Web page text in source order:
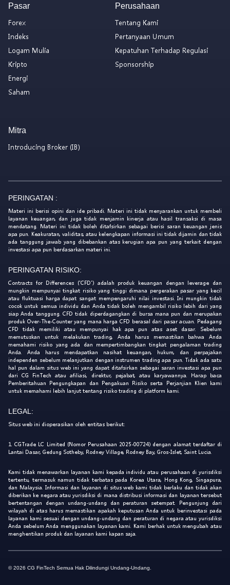
Pasar
Forex
Indeks
Logam Mulia
Kripto
Energi
Saham
Perusahaan
Tentang Kami
Pertanyaan Umum
Kepatuhan Terhadap Regulasi
Sponsorship
Mitra
Introducing Broker (IB)
PERINGATAN :
Materi ini berisi opini dan ide pribadi. Materi ini tidak menyarankan untuk membeli
layanan keuangan, dan juga tidak menjamin kinerja atau hasil transaksi di masa
mendatang. Materi ini tidak boleh ditafsirkan sebagai berisi saran keuangan jenis
apa pun. Keakuratan, validitas, atau kelengkapan informasi ini tidak dijamin dan tidak
ada tanggung jawab yang dibebankan atas kerugian apa pun yang terkait dengan
investasi apa pun berdasarkan materi ini.
PERINGATAN RISIKO:
Contracts for Differences ('CFD') adalah produk keuangan dengan leverage dan
mungkin mempunyai tingkat risiko yang tinggi dimana pergerakan pasar yang kecil
atau fluktuasi harga dapat sangat mempengaruhi nilai investasi. Ini mungkin tidak
cocok untuk semua individu dan Anda tidak boleh mengambil risiko lebih dari yang
siap Anda tanggung. CFD tidak diperdagangkan di bursa mana pun dan merupakan
produk Over-The-Counter yang mana harga CFD berasal dari pasar acuan. Pedagang
CFD tidak memiliki atau mempunyai hak apa pun atas aset dasar. Sebelum
memutuskan untuk melakukan trading, Anda harus memastikan bahwa Anda
memahami risiko yang ada dan mempertimbangkan tingkat pengalaman trading
Anda. Anda harus mendapatkan nasihat keuangan, hukum, dan perpajakan
independen sebelum melanjutkan dengan instrumen trading apa pun. Tidak ada satu
hal pun dalam situs web ini yang dapat ditafsirkan sebagai saran investasi apa pun
dari CG FinTech atau afiliasi, direktur, pejabat, atau karyawannya. Harap baca
Pemberitahuan Pengungkapan dan Pengakuan Risiko serta Perjanjian Klien kami
untuk memahami lebih lanjut tentang risiko trading di platform kami.
LEGAL:
Situs web ini dioperasikan oleh entitas berikut:
1. CGTrade LC Limited (Nomor Perusahaan 2025-00724) dengan alamat terdaftar di
Lantai Dasar, Gedung Sotheby, Rodney Village, Rodney Bay, Gros-Islet, Saint Lucia.
Kami tidak menawarkan layanan kami kepada individu atau perusahaan di yurisdiksi
tertentu, termasuk namun tidak terbatas pada Korea Utara, Hong Kong, Singapura,
dan Malaysia. Informasi dan layanan di situs web kami tidak berlaku dan tidak akan
diberikan ke negara atau yurisdiksi di mana distribusi informasi dan layanan tersebut
bertentangan dengan undang-undang dan peraturan setempat. Pengunjung dari
wilayah di atas harus memastikan apakah keputusan Anda untuk berinvestasi pada
layanan kami sesuai dengan undang-undang dan peraturan di negara atau yurisdiksi
Anda sebelum Anda menggunakan layanan kami. Kami berhak untuk mengubah atau
menghentikan produk dan layanan kami kapan saja.
© 2026 CG FinTech Semua Hak Dilindungi Undang-Undang.